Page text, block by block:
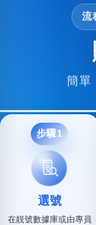
流
簡單
步驟1
選號
在靚號數據庫或由專員